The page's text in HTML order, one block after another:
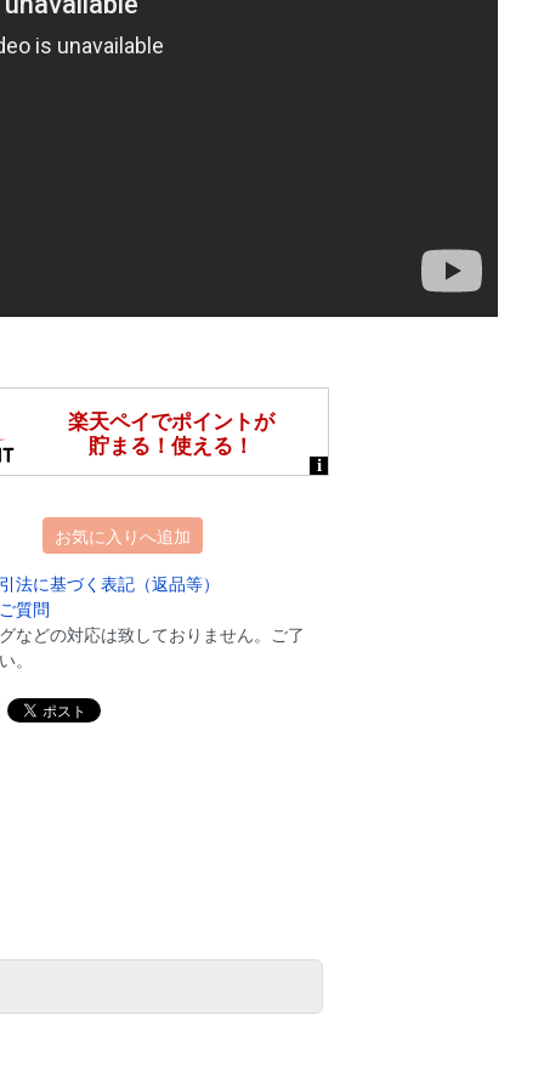
お気に入りへ追加
法に基づく表記（返品等）
質問
などの対応は致しておりません。ご了
。